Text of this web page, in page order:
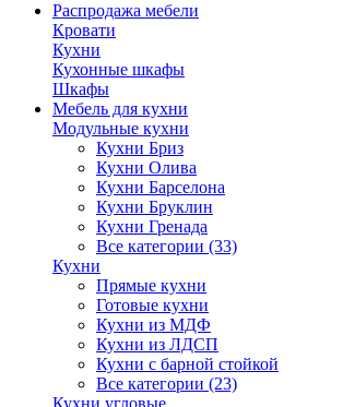
Распродажа мебели
Кровати
Кухни
Кухонные шкафы
Шкафы
Мебель для кухни
Модульные кухни
Кухни Бриз
Кухни Олива
Кухни Барселона
Кухни Бруклин
Кухни Гренада
Все категории (33)
Кухни
Прямые кухни
Готовые кухни
Кухни из МДФ
Кухни из ЛДСП
Кухни с барной стойкой
Все категории (23)
Кухни угловые